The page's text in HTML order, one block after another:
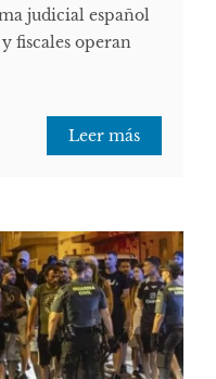
judicial español
y fiscales operan
Leer más